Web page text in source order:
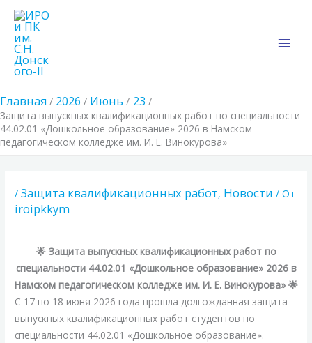
Перейти
содержимому
Главная 2026 Июнь 23
Защита выпускных квалификационных работ по специальности
44.02.01 «Дошкольное образование» 2026 в Намском
педагогическом колледже им. И. Е. Винокурова»
/Защита квалификационных работ, Новости / От
iroipkkym
🌟 Защита выпускных квалификационных работ по
специальности 44.02.01 «Дошкольное образование» 2026 в
Намском педагогическом колледже им. И. Е. Винокурова» 🌟
С 17 по 18 июня 2026 года прошла долгожданная защита
выпускных квалификационных работ студентов по
специальности 44.02.01 «Дошкольное образование».